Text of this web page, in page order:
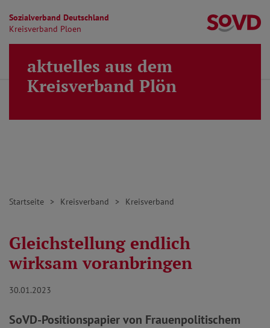
Sozialverband Deutschland
Kreisverband Ploen
Direkt zu den Inhalten springen
MENÜ
aktuelles aus dem
Kreisverband Plön
Startseite Kreisverband Kreisverband
Gleichstellung endlich
wirksam voranbringen
30.01.2023
SoVD-Positionspapier von Frauenpolitischem